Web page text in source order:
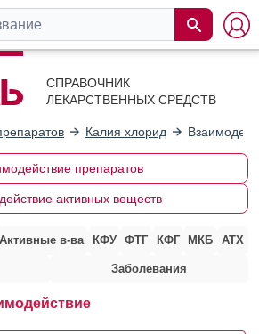
СПРАВОЧНИК
ЛЕКАРСТВЕННЫХ СРЕДСТВ
Калия хлорид
препаратов
активных веществ
Активные в-ва КФУ ФТГ КФГ МКБ АТХ
Заболевания